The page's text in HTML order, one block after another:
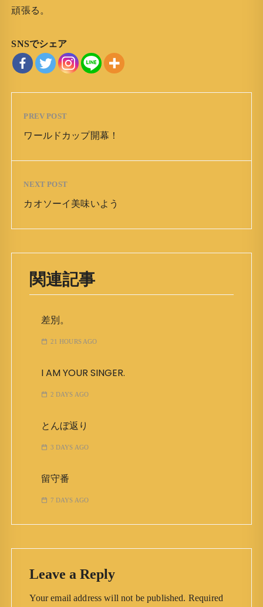
頑張る。
SNSでシェア
PREV POST
ワールドカップ開幕！
NEXT POST
カオソーイ美味いよう
関連記事
差別。
21 HOURS AGO
I AM YOUR SINGER.
2 DAYS AGO
とんぼ返り
3 DAYS AGO
留守番
7 DAYS AGO
Leave a Reply
Your email address will not be published. Required